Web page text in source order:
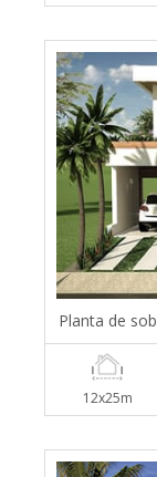
Planta de
12x25m